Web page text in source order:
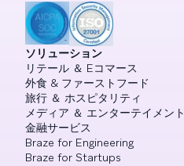
ソリューション
リテール ＆ Eコマース
外食 & ファーストフード
旅行 ＆ ホスピタリティ
メディア ＆ エンターテイメント
金融サービス
Braze for Engineering
Braze for Startups